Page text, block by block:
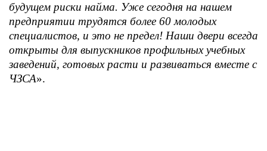
будущем риски найма. Уже сегодня на нашем
предприятии трудятся более 60 молодых
специалистов, и это не предел! Наши двери всегда
открыты для выпускников профильных учебных
заведений, готовых расти и развиваться вместе с
ЧЗСА».